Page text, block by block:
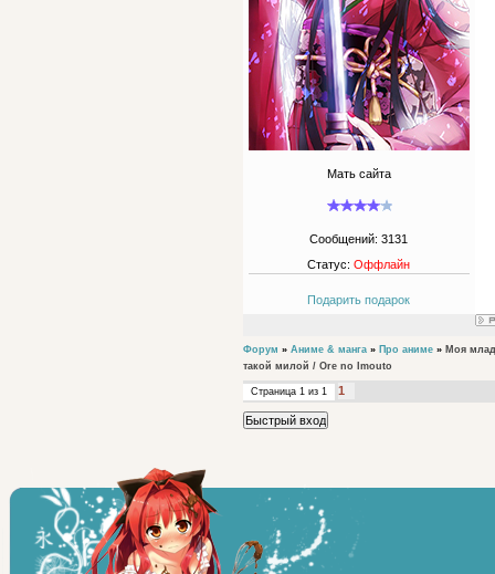
Мать сайта
Сообщений:3131
Статус:Оффлайн
Подарить подарок
Форум » Аниме & манга » Про аниме » Моя
такой милой / Ore no Imouto
Страница 1 из 1 1